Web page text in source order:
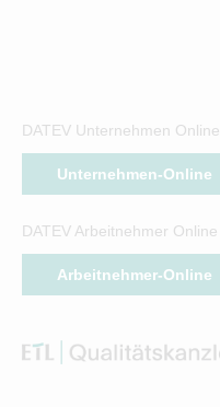
DATEV Unternehmen Online
Unternehmen-Online
DATEV Arbeitnehmer Online
Arbeitnehmer-Online